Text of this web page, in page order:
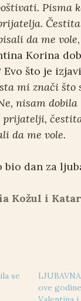
Pisma
da me vole
Korina
što je
mi znači što
nisam dobila
prijatelji,
da me vole.
bio dan za
Kožul i
se
ove